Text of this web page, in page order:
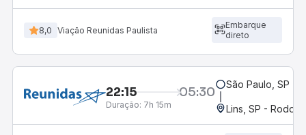
8,0 Viação Reunidas Paulista
Embarque
direto
22:15 05:30
Duração: 7h 15m
São Paulo, SP -
Lins, SP -